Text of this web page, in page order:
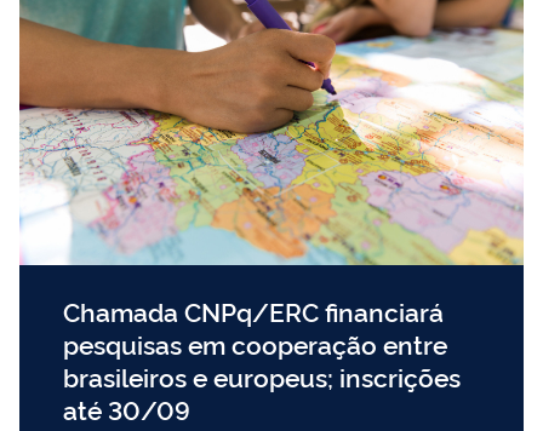
Chamada CNPq/ERC financiará
pesquisas em cooperação entre
brasileiros e europeus; inscrições
até 30/09